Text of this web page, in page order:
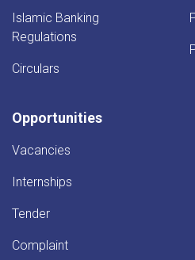
Islamic Banking
Regulations
Circulars
Opportunities
Vacancies
Internships
Tender
Complaint